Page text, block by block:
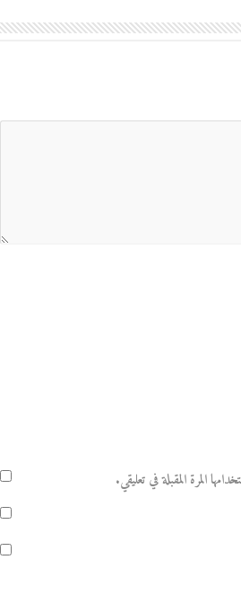
المرة المقبلة في تعليقي.